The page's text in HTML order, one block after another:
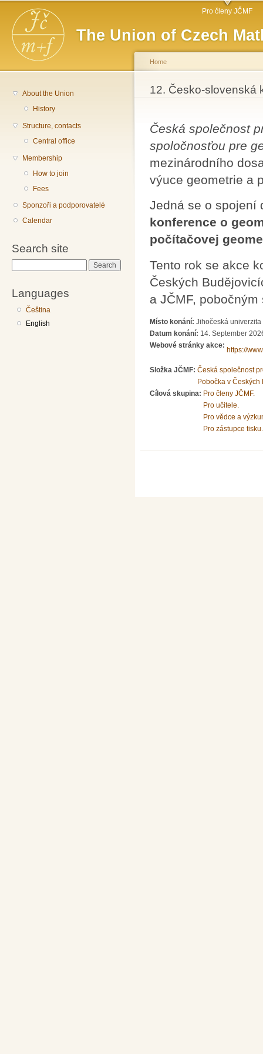
The Union of Czech
Main menu Pro členy JČMF
About the Union
History
Structure, contacts
Central office
Membership
How to join
Fees
Sponzoři a podporovatelé
Calendar
Search site
Languages
Čeština
English
You are here
Home
12. Česko-slovenská
Česká společnost
spoločnosťou pre
mezinárodního
výuce geometrie a
Jedná se o spojení
konference o
počítačovej
Tento rok se akce
Českých
a JČMF,
Místo konání: Jihočeská
Datum konání: 14. September
Webové stránky akce:
https://
Složka JČMF: Česká společnost
Pobočka v
Cílová skupina: Pro členy JČMF.
Pro učitele.
Pro vědce a
Pro zástupce tisku.